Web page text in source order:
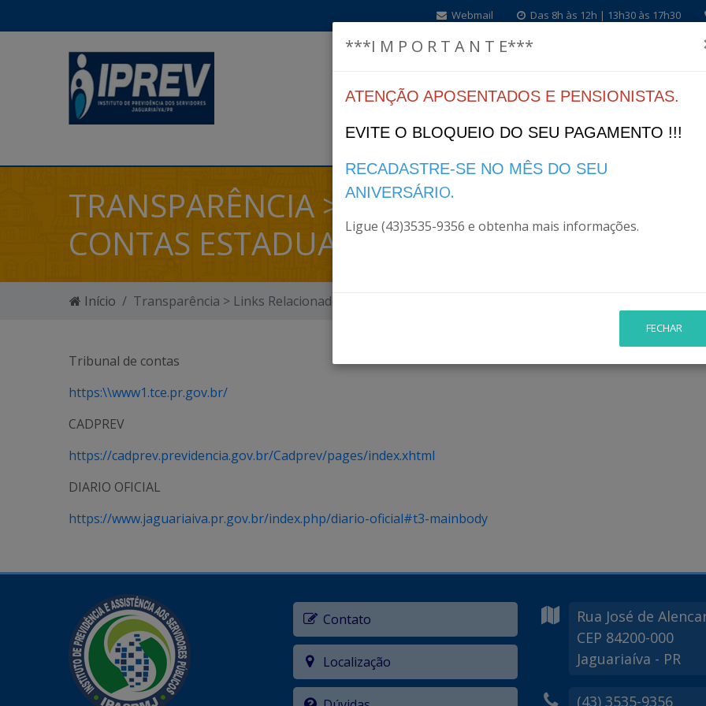
Das 8h às 12h | 13h30 às 17h30
Webmail
Home Institucional Legislação Finanças
TRANSPARÊNCIA > LINKS RELACIONADOS
CONTAS ESTADUAL
Início Transparência > Links Relacionados - Tribunal de Contas Estadual
Tribunal de contas
https:\\www1.tce.pr.gov.br/
CADPREV
https://cadprev.previdencia.gov.br/Cadprev/pages/index.xhtml
DIARIO OFICIAL
https://www.jaguariaiva.pr.gov.br/index.php/diario-oficial#t3-mainbody
***I M P O R T A N T E***
ATENÇÃO APOSENTADOS E PENSIONISTAS.
EVITE O BLOQUEIO DO SEU PAGAMENTO !!!
RECADASTRE-SE NO MÊS DO SEU
ANIVERSÁRIO.
Ligue (43)3535-9356 e obtenha mais informações.
FECHAR
Contato
Localização
Rua José de
CEP 84200-000
Jaguariaíva - PR
(43) 3535-9356